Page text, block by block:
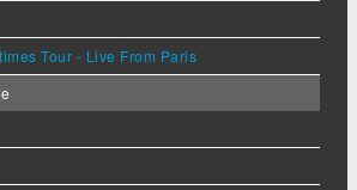
Tour - Live From Paris